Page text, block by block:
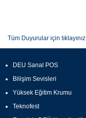
Tüm Duyurular için tıklayınız
DEU Sanal POS
Bilişim Sevisleri
Yüksek Eğitim Krumu
Teknofest